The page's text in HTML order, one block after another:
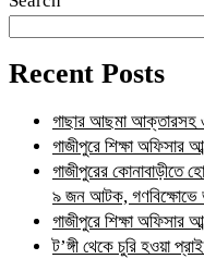
Recent Posts
গাছার আছমা আক্তারসহ ৩
গাজীপুরে শিক্ষা অফিসার
গাজীপুরের কোনাবাড়ীতে
৯ জন আটক, গণবিক্ষোভে
গাজীপুরে শিক্ষা অফিসার
ট’ঙ্গী থেকে চুরি হওয়া